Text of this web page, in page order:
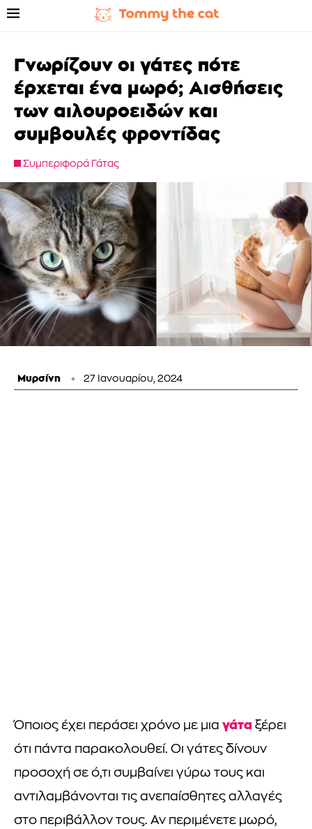
Γνωρίζουν οι γάτες πότε
έρχεται ένα μωρό; Αισθήσεις
των αιλουροειδών και
συμβουλές φροντίδας
Συμπεριφορά Γάτας
Μυρσίνη 27 Ιανουαρίου, 2024
Όποιος έχει περάσει χρόνο με μια γάτα ξέρει
ότι πάντα παρακολουθεί. Οι γάτες δίνουν
προσοχή σε ό,τι συμβαίνει γύρω τους και
αντιλαμβάνονται τις ανεπαίσθητες αλλαγές
στο περιβάλλον τους. Αν περιμένετε μωρό,